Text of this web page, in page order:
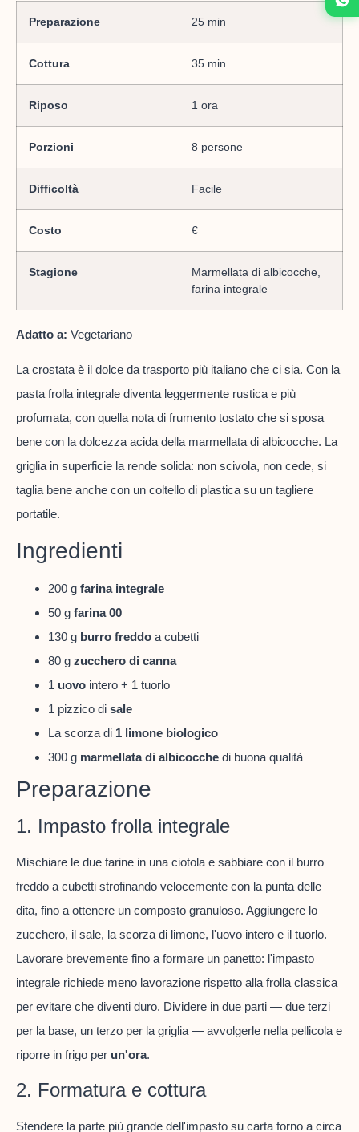
Preparazione 25 min
Cottura 35 min
Riposo 1 ora
Porzioni 8 persone
Difficoltà Facile
Costo €
Stagione
Marmellata di albicocche,
farina integrale
Adatto a: Vegetariano
La crostata è il dolce da trasporto più italiano che ci sia. Con la
pasta frolla integrale diventa leggermente rustica e più
profumata, con quella nota di frumento tostato che si sposa
bene con la dolcezza acida della marmellata di albicocche. La
griglia in superficie la rende solida: non scivola, non cede, si
taglia bene anche con un coltello di plastica su un tagliere
portatile.
Ingredienti
200 g farina integrale
50 g farina 00
130 g burro freddo a cubetti
80 g zucchero di canna
1 uovo intero + 1 tuorlo
1 pizzico di sale
La scorza di 1 limone biologico
300 g marmellata di albicocche di buona qualità
Preparazione
1. Impasto frolla integrale
Mischiare le due farine in una ciotola e sabbiare con il burro
freddo a cubetti strofinando velocemente con la punta delle
dita, fino a ottenere un composto granuloso. Aggiungere lo
zucchero, il sale, la scorza di limone, l'uovo intero e il tuorlo.
Lavorare brevemente fino a formare un panetto: l'impasto
integrale richiede meno lavorazione rispetto alla frolla classica
per evitare che diventi duro. Dividere in due parti — due terzi
per la base, un terzo per la griglia — avvolgerle nella pellicola e
riporre in frigo per un'ora.
2. Formatura e cottura
Stendere la parte più grande dell'impasto su carta forno a circa